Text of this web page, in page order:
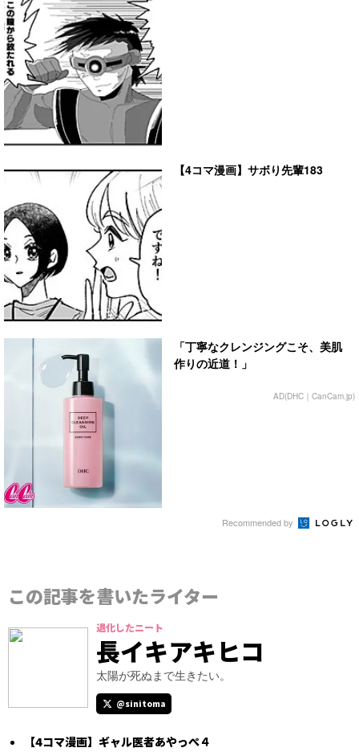
【4コマ漫画】サボり先輩183
「丁寧なクレンジングこそ、美肌
作りの近道！」
AD(DHC｜CanCam.jp)
Recommended by
この記事を書いたライター
退化したニート
長イキアキヒコ
太陽が死ぬまで生きたい。
@sinitoma
【4コマ漫画】ギャル医者あやっぺ４